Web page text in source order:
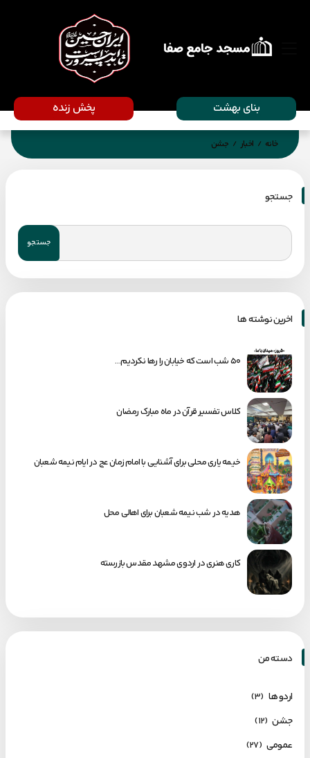
بنای بهشت پخش زنده
خانه / اخبار / جشن
جستجو
اخرین نوشته ها
۵۰ شب است که خیابان را رها نکردیم…
کلاس تفسیر قرآن در ماه مبارک رمضان
خیمه یاری محلی برای آشنایی با امام زمان عج در ایام نیمه شعبان
هدیه در شب نیمه شعبان برای اهالی محل
کاری هنری در اردوی مشهد مقدس بازرسته
دسته من
اردو ها (۳)
جشن (۱۲)
عمومی (۲۷)